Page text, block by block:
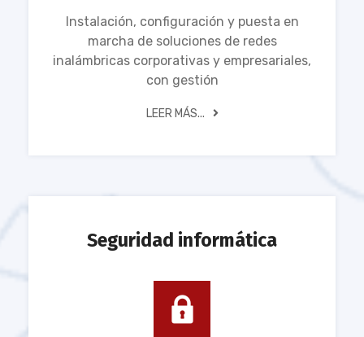
Instalación, configuración y puesta en
marcha de soluciones de redes
inalámbricas corporativas y empresariales,
con gestión
LEER MÁS...
Seguridad informática